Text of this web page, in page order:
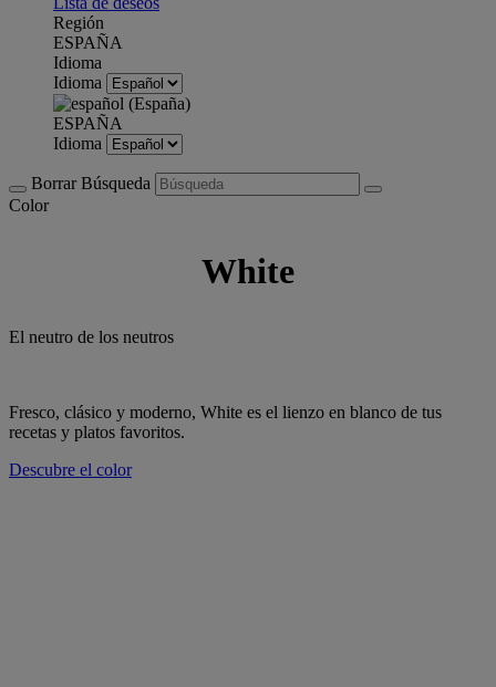
Región
ESPAÑA
Idioma
Idioma
ESPAÑA
Idioma
Borrar Búsqueda
Color
White
El neutro de los neutros
Fresco, clásico y moderno, White es el lienzo en blanco de tus
recetas y platos favoritos.
Descubre el color